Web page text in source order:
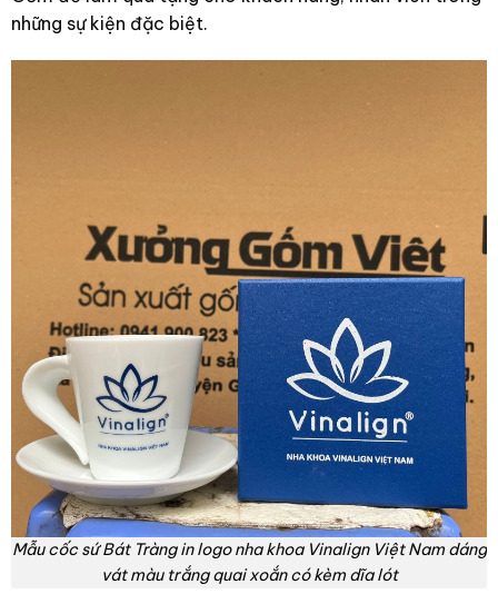
những sự kiện đặc biệt.
Mẫu cốc sứ Bát Tràng in logo nha khoa Vinalign Việt Nam dáng
vát màu trắng quai xoắn có kèm dĩa lót